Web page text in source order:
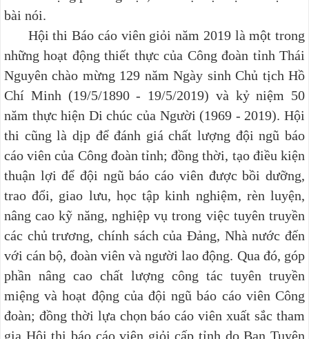
bài nói.
Hội thi Báo cáo viên giỏi năm 2019 là một trong
những hoạt động thiết thực của Công đoàn tỉnh Thái
Nguyên chào mừng 129 năm Ngày sinh Chủ tịch Hồ
Chí Minh (19/5/1890 - 19/5/2019) và kỷ niệm 50
năm thực hiện Di chúc của Người (1969 - 2019). Hội
thi cũng là dịp để đánh giá chất lượng đội ngũ báo
cáo viên của Công đoàn tỉnh; đồng thời, tạo điều kiện
thuận lợi để đội ngũ báo cáo viên được bồi dưỡng,
trao đổi, giao lưu, học tập kinh nghiệm, rèn luyện,
nâng cao kỹ năng, nghiệp vụ trong việc tuyên truyền
các chủ trương, chính sách của Đảng, Nhà nước đến
với cán bộ, đoàn viên và người lao động. Qua đó, góp
phần nâng cao chất lượng công tác tuyên truyền
miệng và hoạt động của đội ngũ báo cáo viên Công
đoàn; đồng thời lựa chọn báo cáo viên xuất sắc tham
gia Hội thi báo cáo viên giỏi cấp tỉnh do Ban Tuyên